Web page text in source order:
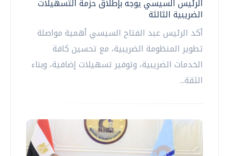
الضريبية الثالثة
أكد الرئيس عبد الفتاح السيسي أهمية مواصلة
تطوير المنظومة الضريبية، مع تحسين كافة
الخدمات الضريبية، وتوفير تسهيلات إضافية، وبناء
الثقة...